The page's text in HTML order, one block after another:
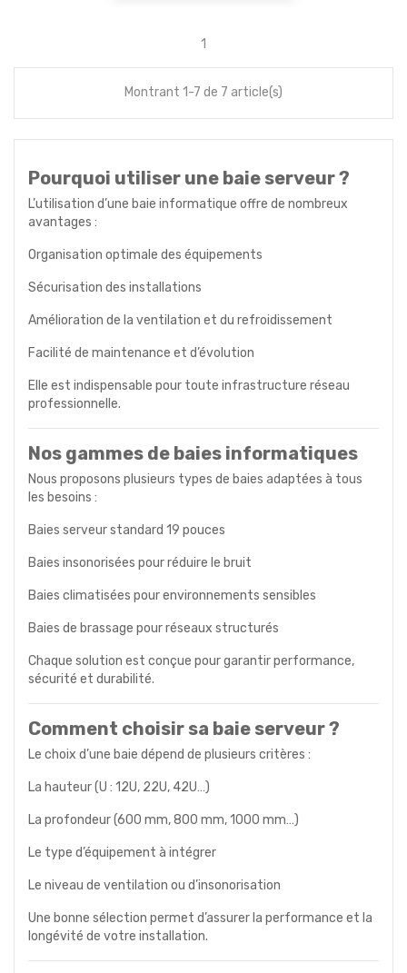
1
Montrant 1-7 de 7 article(s)
Pourquoi utiliser une baie serveur ?
L’utilisation d’une baie informatique offre de nombreux
avantages :
Organisation optimale des équipements
Sécurisation des installations
Amélioration de la ventilation et du refroidissement
Facilité de maintenance et d’évolution
Elle est indispensable pour toute infrastructure réseau
professionnelle.
Nos gammes de baies informatiques
Nous proposons plusieurs types de baies adaptées à tous
les besoins :
Baies serveur standard 19 pouces
Baies insonorisées pour réduire le bruit
Baies climatisées pour environnements sensibles
Baies de brassage pour réseaux structurés
Chaque solution est conçue pour garantir performance,
sécurité et durabilité.
Comment choisir sa baie serveur ?
Le choix d’une baie dépend de plusieurs critères :
La hauteur (U : 12U, 22U, 42U…)
La profondeur (600 mm, 800 mm, 1000 mm…)
Le type d’équipement à intégrer
Le niveau de ventilation ou d’insonorisation
Une bonne sélection permet d’assurer la performance et la
longévité de votre installation.